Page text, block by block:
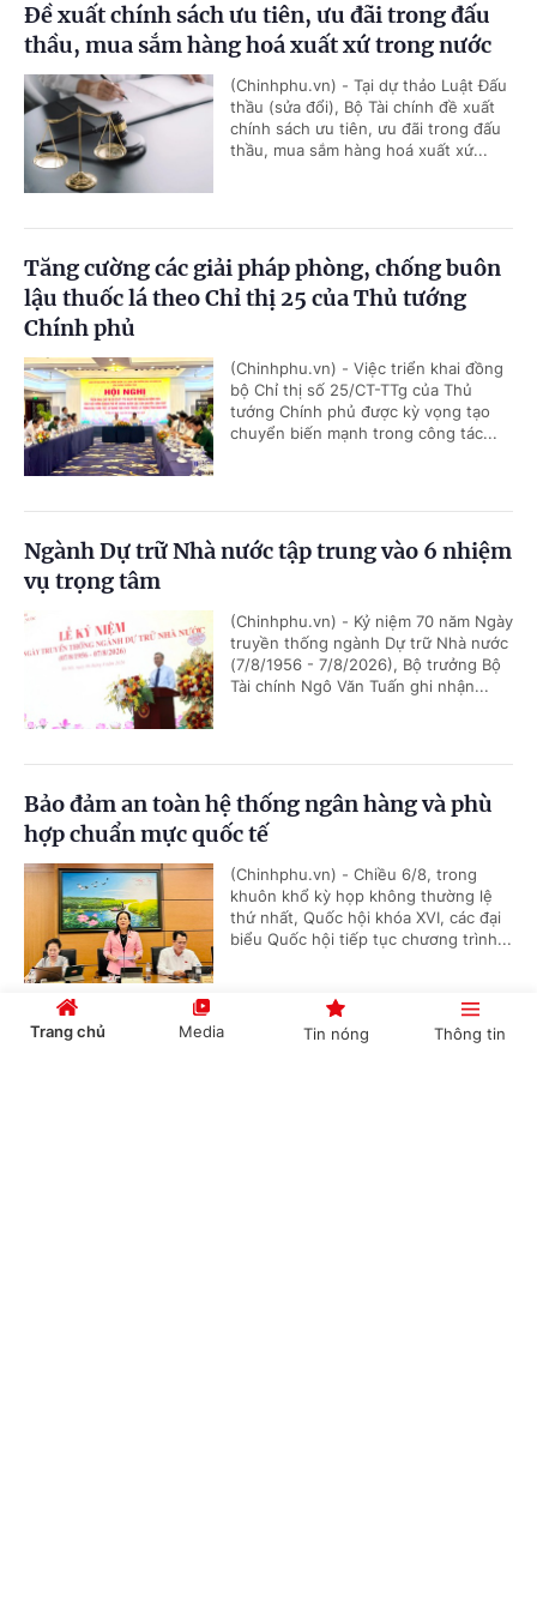
Đề xuất chính sách ưu tiên, ưu đãi trong đấu
thầu, mua sắm hàng hoá xuất xứ trong nước
(Chinhphu.vn) - Tại dự thảo Luật Đấu
thầu (sửa đổi), Bộ Tài chính đề xuất
chính sách ưu tiên, ưu đãi trong đấu
thầu, mua sắm hàng hoá xuất xứ...
Tăng cường các giải pháp phòng, chống buôn
lậu thuốc lá theo Chỉ thị 25 của Thủ tướng
Chính phủ
(Chinhphu.vn) - Việc triển khai đồng
bộ Chỉ thị số 25/CT-TTg của Thủ
tướng Chính phủ được kỳ vọng tạo
chuyển biến mạnh trong công tác...
Ngành Dự trữ Nhà nước tập trung vào 6 nhiệm
vụ trọng tâm
(Chinhphu.vn) - Kỷ niệm 70 năm Ngày
truyền thống ngành Dự trữ Nhà nước
(7/8/1956 - 7/8/2026), Bộ trưởng Bộ
Tài chính Ngô Văn Tuấn ghi nhận...
Bảo đảm an toàn hệ thống ngân hàng và phù
hợp chuẩn mực quốc tế
(Chinhphu.vn) - Chiều 6/8, trong
khuôn khổ kỳ họp không thường lệ
thứ nhất, Quốc hội khóa XVI, các đại
biểu Quốc hội tiếp tục chương trình...
Trang chủ Media Tin nóng Thông tin